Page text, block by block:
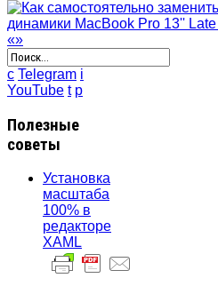
«»
c Telegram i
YouTube t p
Полезные
советы
Установка
масштаба
100% в
редакторе
XAML